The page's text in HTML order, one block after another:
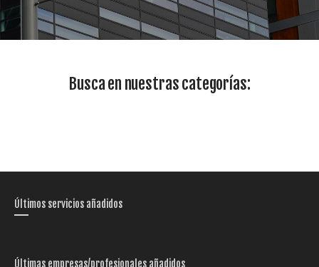
Busca en nuestras categorías:
Últimos servicios añadidos
Últimas empresas/profesionales añadidos